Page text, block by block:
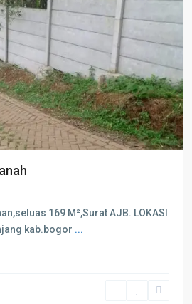
169 M²,Surat AJB. LOKASI
kab.bogor ...